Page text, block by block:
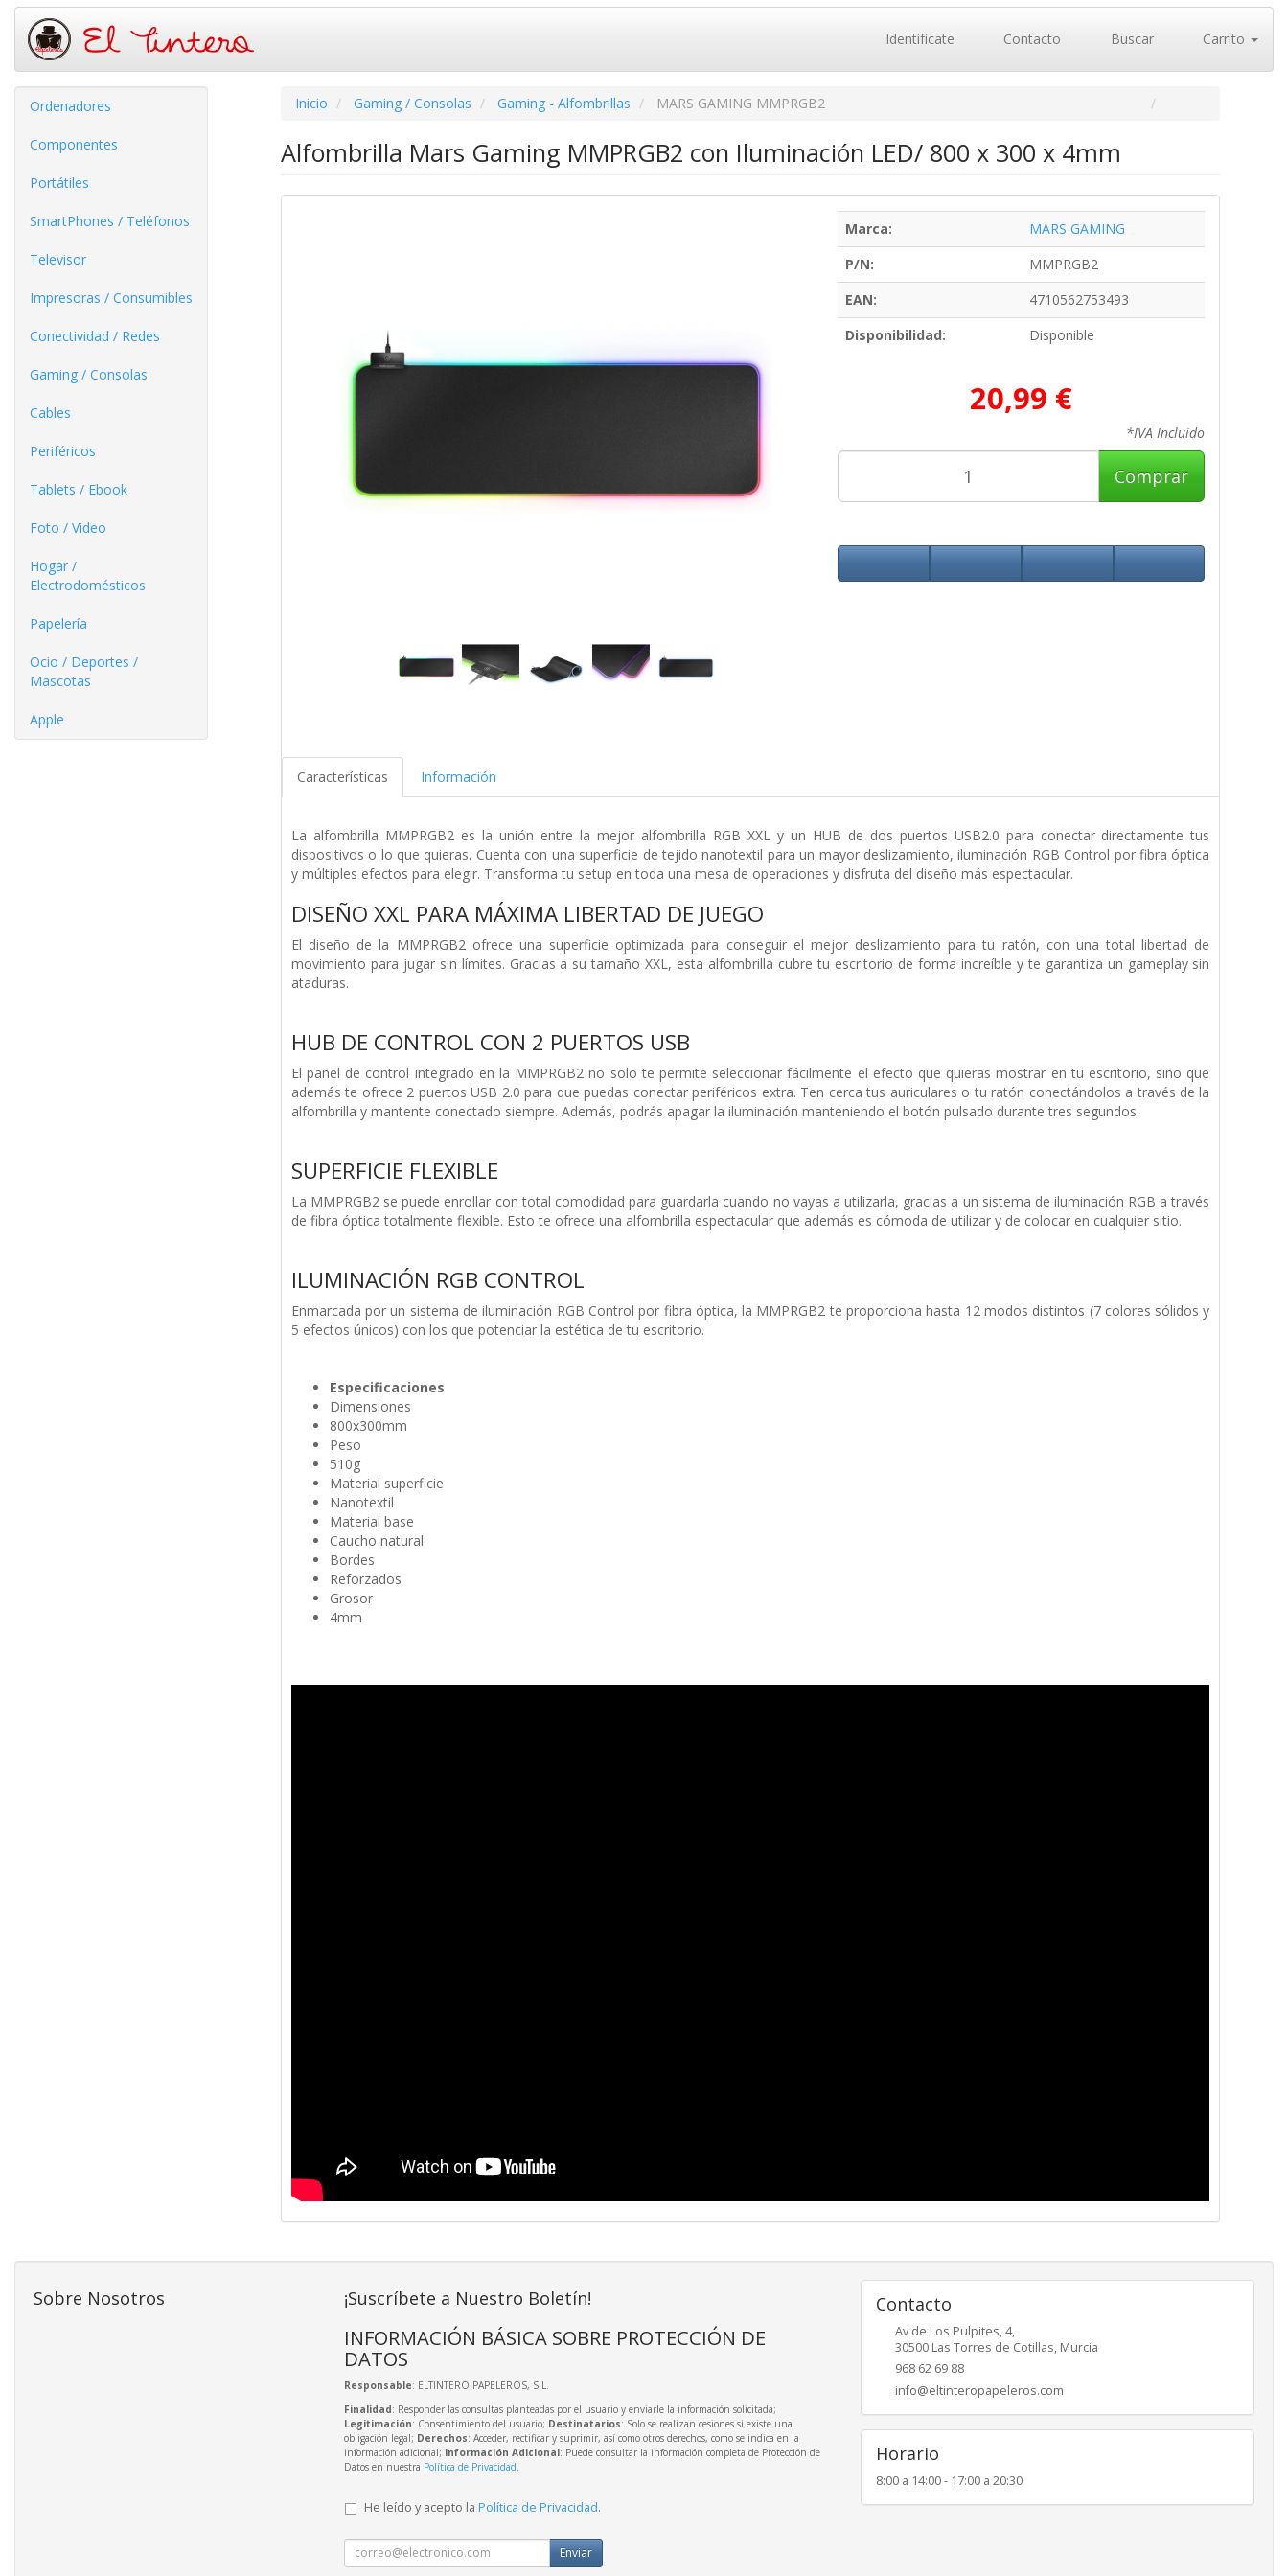
Identifícate Contacto Buscar Carrito
Ordenadores
Componentes
Portátiles
SmartPhones / Teléfonos
Televisor
Impresoras / Consumibles
Conectividad / Redes
Gaming / Consolas
Cables
Periféricos
Tablets / Ebook
Foto / Video
Hogar /
Electrodomésticos
Papelería
Ocio / Deportes /
Mascotas
Apple
Inicio Gaming / Consolas Gaming - Alfombrillas MARS GAMING MMPRGB2
Alfombrilla Mars Gaming MMPRGB2 con Iluminación LED/ 800 x 300 x 4mm
Marca:
MARS GAMING
P/N:
MMPRGB2
EAN:
4710562753493
Disponibilidad:
Disponible
20,99 €
*IVA Incluido
Comprar
Características Información
La alfombrilla MMPRGB2 es la unión entre la mejor alfombrilla RGB XXL y un HUB de dos puertos USB2.0 para conectar directamente tus
dispositivos o lo que quieras. Cuenta con una superficie de tejido nanotextil para un mayor deslizamiento, iluminación RGB Control por fibra óptica
y múltiples efectos para elegir. Transforma tu setup en toda una mesa de operaciones y disfruta del diseño más espectacular.
DISEÑO XXL PARA MÁXIMA LIBERTAD DE JUEGO
El diseño de la MMPRGB2 ofrece una superficie optimizada para conseguir el mejor deslizamiento para tu ratón, con una total libertad de
movimiento para jugar sin límites. Gracias a su tamaño XXL, esta alfombrilla cubre tu escritorio de forma increíble y te garantiza un gameplay sin
ataduras.
HUB DE CONTROL CON 2 PUERTOS USB
El panel de control integrado en la MMPRGB2 no solo te permite seleccionar fácilmente el efecto que quieras mostrar en tu escritorio, sino que
además te ofrece 2 puertos USB 2.0 para que puedas conectar periféricos extra. Ten cerca tus auriculares o tu ratón conectándolos a través de la
alfombrilla y mantente conectado siempre. Además, podrás apagar la iluminación manteniendo el botón pulsado durante tres segundos.
SUPERFICIE FLEXIBLE
La MMPRGB2 se puede enrollar con total comodidad para guardarla cuando no vayas a utilizarla, gracias a un sistema de iluminación RGB a través
de fibra óptica totalmente flexible. Esto te ofrece una alfombrilla espectacular que además es cómoda de utilizar y de colocar en cualquier sitio.
ILUMINACIÓN RGB CONTROL
Enmarcada por un sistema de iluminación RGB Control por fibra óptica, la MMPRGB2 te proporciona hasta 12 modos distintos (7 colores sólidos y
5 efectos únicos) con los que potenciar la estética de tu escritorio.
Especificaciones
Dimensiones
800x300mm
Peso
510g
Material superficie
Nanotextil
Material base
Caucho natural
Bordes
Reforzados
Grosor
4mm
Sobre Nosotros ¡Suscríbete a Nuestro Boletín!
INFORMACIÓN BÁSICA SOBRE PROTECCIÓN DE
DATOS
Responsable: ELTINTERO PAPELEROS, S.L.
Finalidad: Responder las consultas planteadas por el usuario y enviarle la información solicitada;
Legitimación: Consentimiento del usuario; Destinatarios: Solo se realizan cesiones si existe una
obligación legal; Derechos: Acceder, rectificar y suprimir, así como otros derechos, como se indica en la
información adicional; Información Adicional: Puede consultar la información completa de Protección de
Datos en nuestra Política de Privacidad
He leído y acepto la Política de Privacidad.
Enviar
Contacto
Av de Los Pulpites, 4,
30500 Las Torres de Cotillas, Murcia
968 62 69 88
info@eltinteropapeleros.com
Horario
8:00 a 14:00 - 17:00 a 20:30